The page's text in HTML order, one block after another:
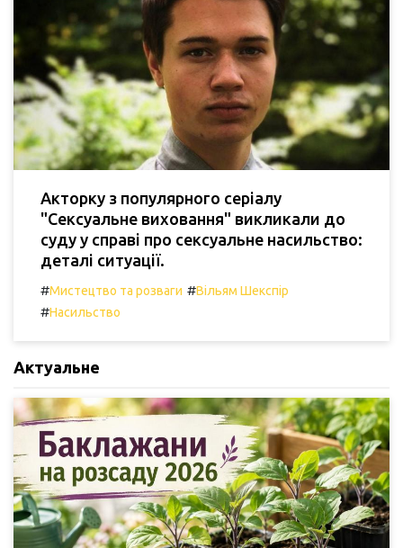
Акторку з популярного серіалу
"Сексуальне виховання" викликали до
суду у справі про сексуальне насильство:
деталі ситуації.
#Мистецтво та розваги #Вільям Шекспір
#Насильство
Актуальне